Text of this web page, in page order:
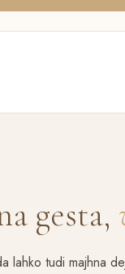
gesta,
lahko tudi majhna